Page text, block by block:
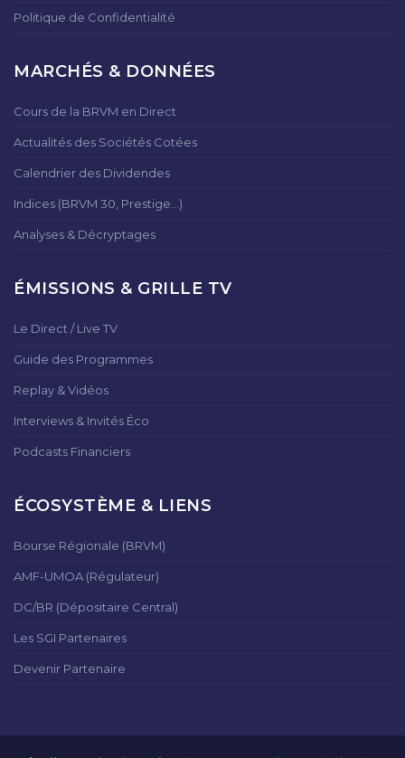
Politique de Confidentialité
MARCHÉS & DONNÉES
Cours de la BRVM en Direct
Actualités des Sociétés Cotées
Calendrier des Dividendes
Indices (BRVM 30, Prestige...)
Analyses & Décryptages
ÉMISSIONS & GRILLE TV
Le Direct / Live TV
Guide des Programmes
Replay & Vidéos
Interviews & Invités Éco
Podcasts Financiers
ÉCOSYSTÈME & LIENS
Bourse Régionale (BRVM)
AMF-UMOA (Régulateur)
DC/BR (Dépositaire Central)
Les SGI Partenaires
Devenir Partenaire